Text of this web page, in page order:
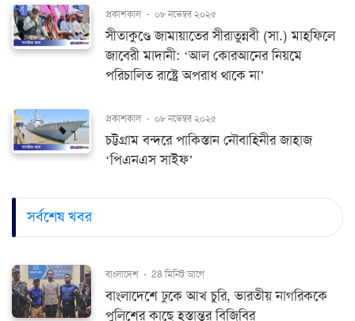
প্রকাশকাল - ০৮ নভেম্বর ২০২৫
সীতাকুণ্ডে জামায়াতের সীরাতুন্নবী (সা.) মাহফিলে
জাবেরী মাদানী: ‘আল কোরআনের নিয়মে
পরিচালিত রাষ্ট্রে অপরাধ থাকে না’
প্রকাশকাল - ০৮ নভেম্বর ২০২৫
চট্টগ্রাম বন্দরে পাকিস্তান নৌবাহিনীর জাহাজ
‘পিএনএস সাইফ’
সর্বশেষ খবর
বাংলাদেশ - 28 মিনিট আগে
বাংলাদেশে ঢুকে আখ চুরি, ভারতীয় নাগরিককে
পুলিশের কাছে হস্তান্তর বিজিবির